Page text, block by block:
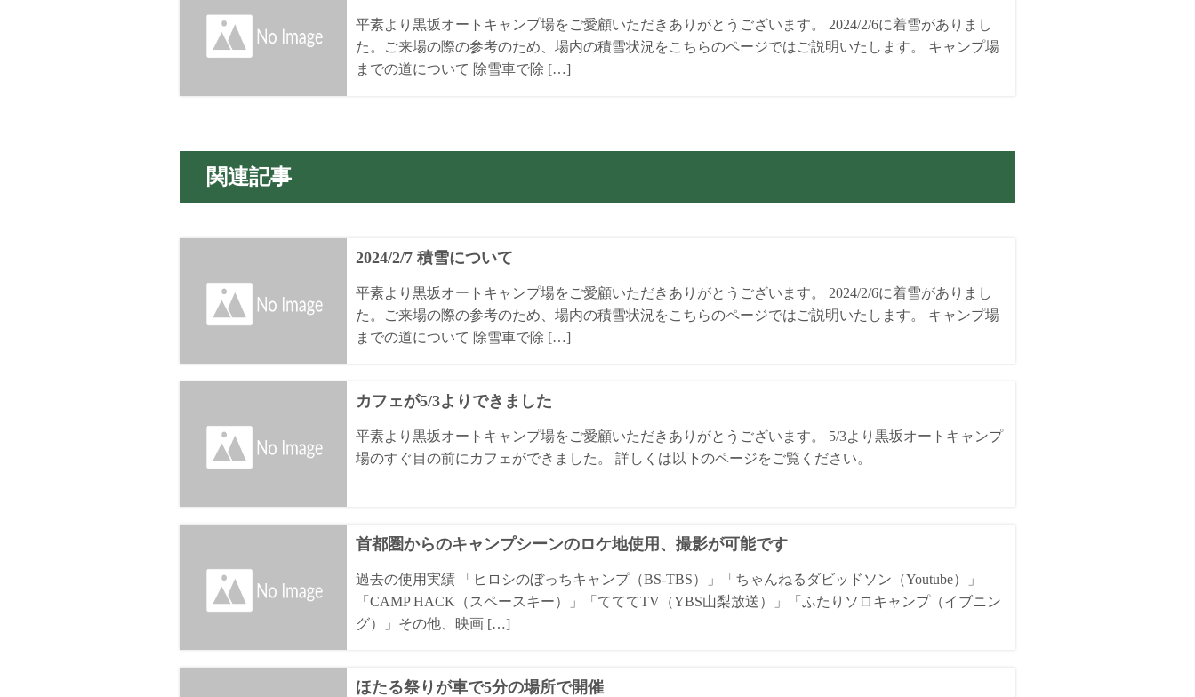
平素より黒坂オートキャンプ場をご愛顧いただきありがとうございます。 2024/2/6に着雪がありまし
た。ご来場の際の参考のため、場内の積雪状況をこちらのページではご説明いたします。 キャンプ場
までの道について 除雪車で除 […]
関連記事
2024/2/7 積雪について
平素より黒坂オートキャンプ場をご愛顧いただきありがとうございます。 2024/2/6に着雪がありまし
た。ご来場の際の参考のため、場内の積雪状況をこちらのページではご説明いたします。 キャンプ場
までの道について 除雪車で除 […]
カフェが5/3よりできました
平素より黒坂オートキャンプ場をご愛顧いただきありがとうございます。 5/3より黒坂オートキャンプ
場のすぐ目の前にカフェができました。 詳しくは以下のページをご覧ください。
首都圏からのキャンプシーンのロケ地使用、撮影が可能です
過去の使用実績 「ヒロシのぼっちキャンプ（BS-TBS）」「ちゃんねるダビッドソン（Youtube）」
「CAMP HACK（スペースキー）」「てててTV（YBS山梨放送）」「ふたりソロキャンプ（イブニン
グ）」その他、映画 […]
ほたる祭りが車で5分の場所で開催